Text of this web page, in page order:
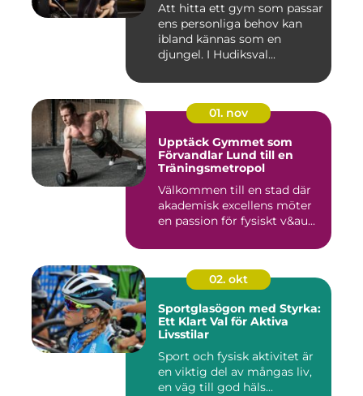
Att hitta ett gym som passar
ens personliga behov kan
ibland kännas som en
djungel. I Hudiksval...
01. nov
Upptäck Gymmet som
Förvandlar Lund till en
Träningsmetropol
Välkommen till en stad där
akademisk excellens möter
en passion för fysiskt v&au...
02. okt
Sportglasögon med Styrka:
Ett Klart Val för Aktiva
Livsstilar
Sport och fysisk aktivitet är
en viktig del av mångas liv,
en väg till god häls...